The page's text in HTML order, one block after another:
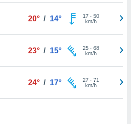
20° / 14° 17- 50
km/h
23° / 15° 25- 68
km/h
24° / 17° 27- 71
km/h